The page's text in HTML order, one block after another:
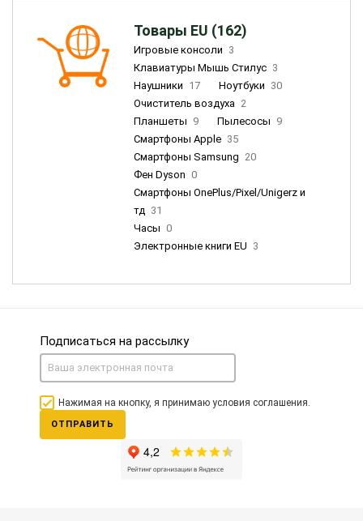
Товары EU (162)
Игровые консоли 3
Клавиатуры Мышь Стилус 3
Наушники 17 Ноутбуки 30
Очиститель воздуха 2
Планшеты 9 Пылесосы 9
Смартфоны Apple 35
Смартфоны Samsung 20
Фен Dyson 0
Смартфоны OnePlus/Pixel/Unigerz и
тд 31
Часы 0
Электронные книги EU 3
Подписаться на рассылку
Нажимая на кнопку, я принимаю условия соглашения.
ОТПРАВИТЬ